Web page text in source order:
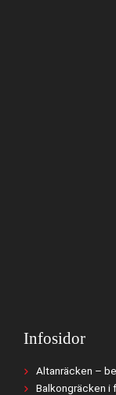
Infosidor
Altanräcken –
Balkongräcken i